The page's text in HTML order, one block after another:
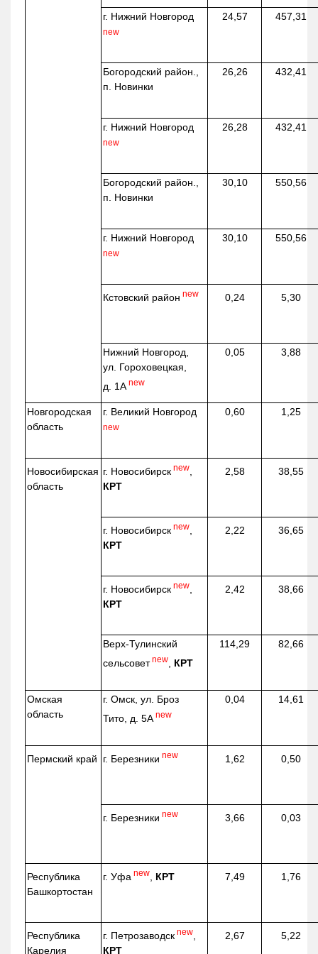
г. Нижний Новгород
new
24,57 457,31
Богородский район.,
п. Новинки
26,26 432,41
г. Нижний Новгород
new
26,28 432,41
Богородский район.,
п. Новинки
30,10 550,56
г. Нижний Новгород
new
30,10 550,56
Кстовский район new 0,24 5,30
Нижний Новгород,
ул. Гороховецкая,
д. 1А new
0,05 3,88
Новгородская
область
г. Великий Новгород
new
0,60 1,25
Новосибирская
область
г. Новосибирск new
КРТ
2,58 38,55
г. Новосибирск new
КРТ
2,22 36,65
г. Новосибирск new
КРТ
2,42 38,66
Верх-Тулинский
сельсовет new КРТ
114,29 82,66
Омская
область
г. Омск, ул. Броз
Тито, д. 5А new
0,04 14,61
Пермский край г. Березники new 1,62 0,50
г. Березники new 3,66 0,03
Республика
Башкортостан
г. Уфа new КРТ 7,49 1,76
Республика
Карелия
г. Петрозаводск new
КРТ
2,67 5,22